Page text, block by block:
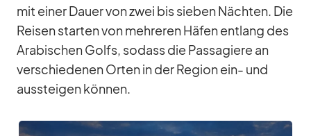
mit ei­ner Dauer von zwei bis sie­ben Näch­ten. Die
Rei­sen star­ten von meh­re­ren Hä­fen ent­lang des
Ara­bi­schen Golfs, so­dass die Pas­sa­giere an
ver­schie­de­nen Or­ten in der Re­gion ein- und
aus­stei­gen kön­nen.